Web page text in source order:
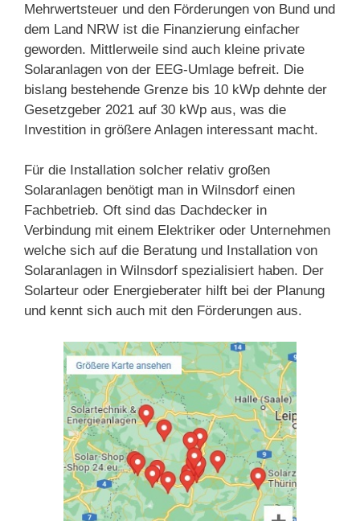
Mehrwertsteuer und den Förderungen von Bund und
dem Land NRW ist die Finanzierung einfacher
geworden. Mittlerweile sind auch kleine private
Solaranlagen von der EEG-Umlage befreit. Die
bislang bestehende Grenze bis 10 kWp dehnte der
Gesetzgeber 2021 auf 30 kWp aus, was die
Investition in größere Anlagen interessant macht.
Für die Installation solcher relativ großen
Solaranlagen benötigt man in Wilnsdorf einen
Fachbetrieb. Oft sind das Dachdecker in
Verbindung mit einem Elektriker oder Unternehmen
welche sich auf die Beratung und Installation von
Solaranlagen in Wilnsdorf spezialisiert haben. Der
Solarteur oder Energieberater hilft bei der Planung
und kennt sich auch mit den Förderungen aus.